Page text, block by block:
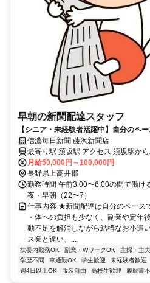
早朝の新聞配達スタッフ
【シニア・未経験者活躍中】自分のペ
募集！
信濃毎日新聞 藤沢新聞店
最寄り駅 須坂駅 アクセス
月給50,000円～100,000円
長野県上高井郡
勤務時間 午前3:00〜6:00の間で働け
夜・早朝（22〜7）
仕事内容 ★新聞配達は自分のペース
・体への負担も少なく、副業や定年
動不足を解消しながら結構なお小遣
ス業と違い、...
扶養内勤務OK 副業・WワークOK 主婦・主
学歴不問
車通勤OK 学生歓迎 未経験者歓迎
週4日以上OK
服装自由 高校生歓迎 履歴書